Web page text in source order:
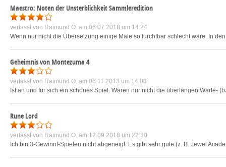
Maestro: Noten der Unsterblichkeit Sammleredition
verfasst von Raimund O. am 06.07.2018 um 14:24
Wenn nur nicht die Übersetzung einige Male so furchtbar schlecht wäre. In
Geheimnis von Montezuma 4
verfasst von Raimund O. am 06.11.2013 um 14:03
Ist an und für sich ein schönes Spiel. Wären nur nicht die überlangen Warte-
Rune Lord
verfasst von Raimund O. am 12.09.2018 um 22:30
Ich bin 3-Gewinnt-Spielen nicht abgeneigt. Es gibt sehr gute (z. B. Jewel